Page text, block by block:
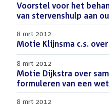
Download
bestand:
Voorstel voor het
van stervenshulp aan
8 mrt 2012
Download
bestand:
Motie Klijnsma c.s.
8 mrt 2012
Download
bestand:
Motie Dijkstra over
formuleren van een
8 mrt 2012